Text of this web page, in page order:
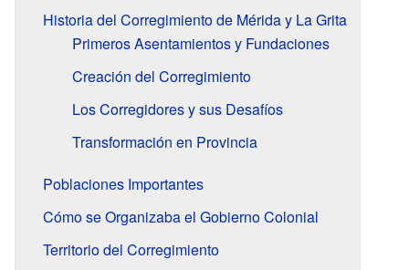
Historia del Corregimiento de Mérida y La Grita
Primeros Asentamientos y Fundaciones
Creación del Corregimiento
Los Corregidores y sus Desafíos
Transformación en Provincia
Poblaciones Importantes
Cómo se Organizaba el Gobierno Colonial
Territorio del Corregimiento